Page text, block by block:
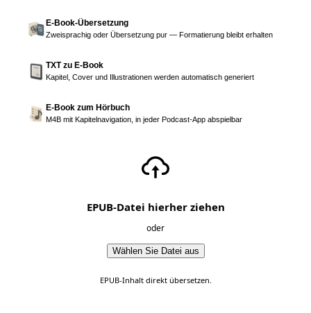
E-Book-Übersetzung
Zweisprachig oder Übersetzung pur — Formatierung bleibt erhalten
TXT zu E-Book
Kapitel, Cover und Illustrationen werden automatisch generiert
E-Book zum Hörbuch
M4B mit Kapitelnavigation, in jeder Podcast-App abspielbar
EPUB-Datei hierher ziehen
oder
Wählen Sie Datei aus
EPUB-Inhalt direkt übersetzen.